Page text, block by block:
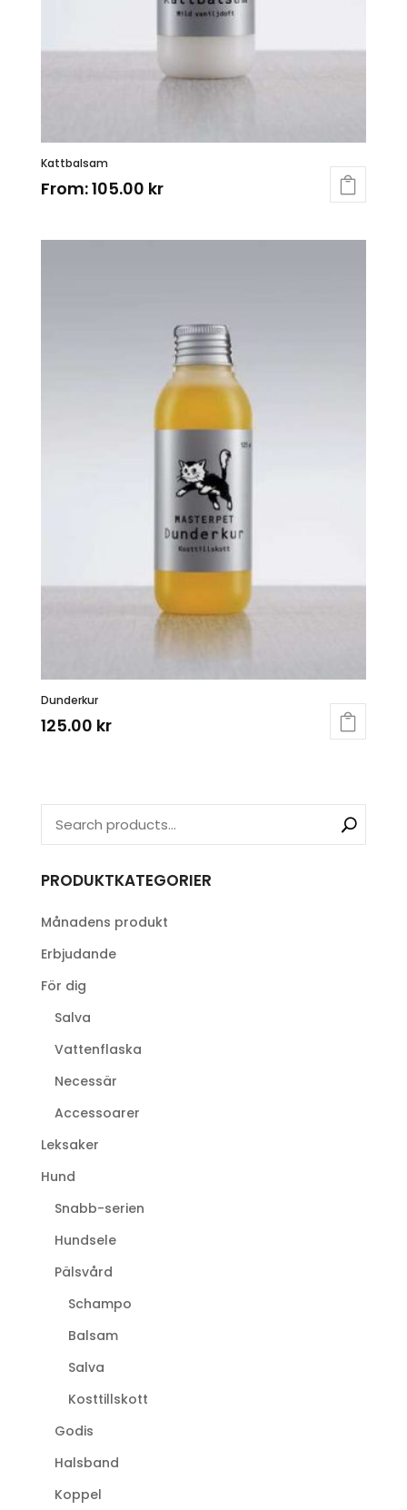
Kattbalsam
From:105.00 kr
Dunderkur
125.00 kr
PRODUKTKATEGORIER
Månadens produkt
Erbjudande
För dig
Salva
Vattenflaska
Necessär
Accessoarer
Leksaker
Hund
Snabb-serien
Hundsele
Pälsvård
Schampo
Balsam
Salva
Kosttillskott
Godis
Halsband
Koppel